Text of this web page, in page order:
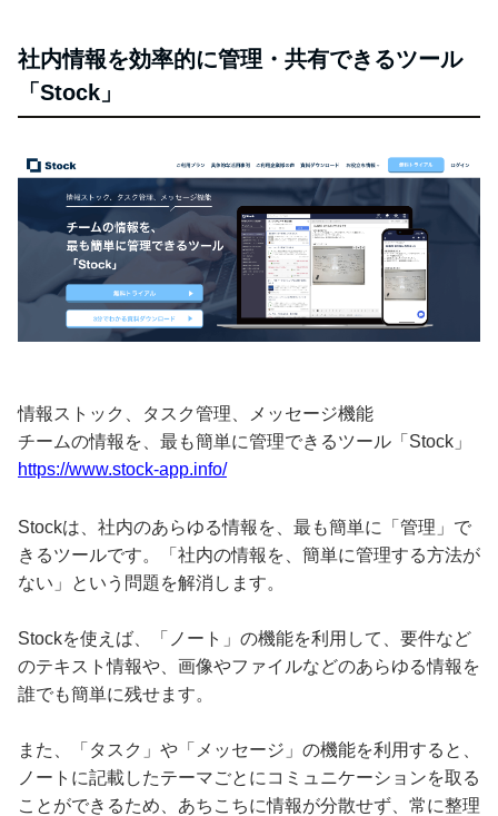
社内情報を効率的に管理・共有できるツール
「Stock」
情報ストック、タスク管理、メッセージ機能
チームの情報を、最も簡単に管理できるツール「Stock」
https://www.stock-app.info/
Stockは、社内のあらゆる情報を、最も簡単に「管理」で
きるツールです。「社内の情報を、簡単に管理する方法が
ない」という問題を解消します。
Stockを使えば、「ノート」の機能を利用して、要件など
のテキスト情報や、画像やファイルなどのあらゆる情報を
誰でも簡単に残せます。
また、「タスク」や「メッセージ」の機能を利用すると、
ノートに記載したテーマごとにコミュニケーションを取る
ことができるため、あちこちに情報が分散せず、常に整理